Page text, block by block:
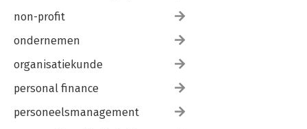
non-profit
ondernemen
organisatiekunde
personal finance
personeelsmanagement